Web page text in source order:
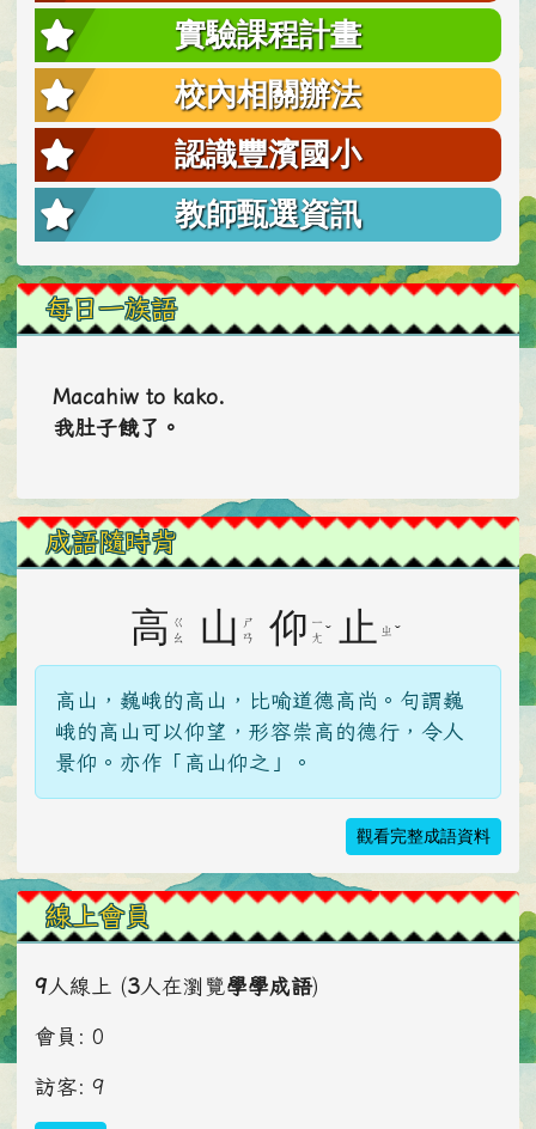
實驗課程計畫
校內相關辦法
認識豐濱國小
教師甄選資訊
每日一族語
Macahiw to kako.
我肚子餓了。
成語隨時背
高 ㄍ
ㄠ
山
ㄕ
ㄢ
仰 ㄧ
ㄤ ˇ 止 ㄓ ˇ
高山，巍峨的高山，比喻道德高尚。句謂巍
峨的高山可以仰望，形容崇高的德行，令人
景仰。亦作「高山仰之」。
觀看完整成語資料
線上會員
9 人線上 (3 人在瀏覽學學成語)
會員: 0
訪客: 9